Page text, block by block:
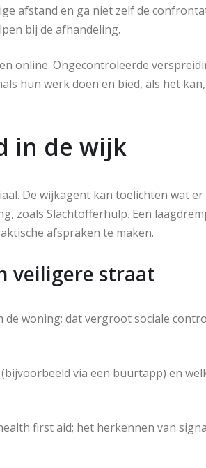
afstand en ga niet zelf de
bij de afhandeling.
online. Ongecontroleerde
hun werk doen en bied, als het
in de wijk
De wijkagent kan toelichten wat
zoals Slachtofferhulp. Een
afspraken te maken.
veiligere straat
woning; dat vergroot sociale
via een buurtapp) en
first aid; het herkennen van